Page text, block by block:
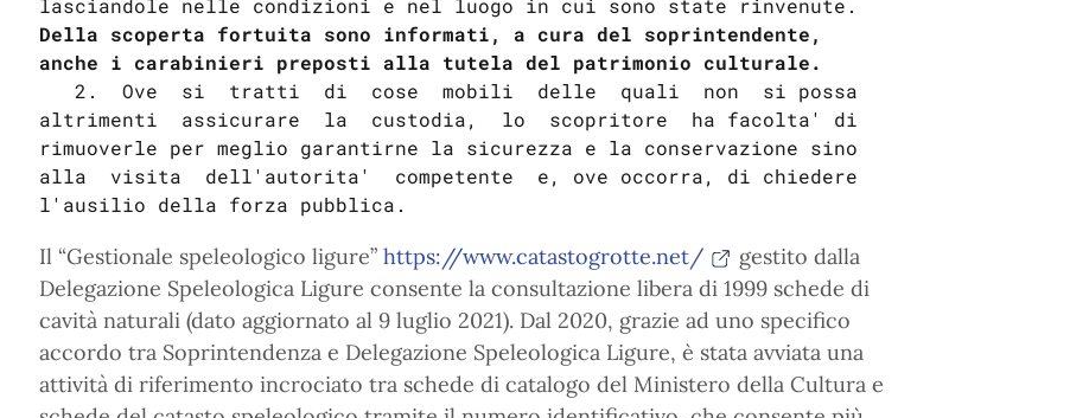
Della scoperta fortuita sono informati, a cura del soprintendente,
anche i carabinieri preposti alla tutela del patrimonio culturale.
altrimenti  assicurare  la  custodia,  lo  scopritore  ha facolta' di
rimuoverle per meglio garantirne la sicurezza e la conservazione sino
alla  visita  dell'autorita'  competente  e, ove occorra, di chiedere
l'ausilio della forza pubblica.
Il “Gestionale speleologico ligure” https://www.catastogrotte.net/
gestito dalla
Delegazione Speleologica Ligure consente la consultazione libera di 1999 schede di
cavità naturali (dato aggiornato al 9 luglio 2021). Dal 2020, grazie ad uno specifico
accordo tra Soprintendenza e Delegazione Speleologica Ligure, è stata avviata una
attività di riferimento incrociato tra schede di catalogo del Ministero della Cultura e